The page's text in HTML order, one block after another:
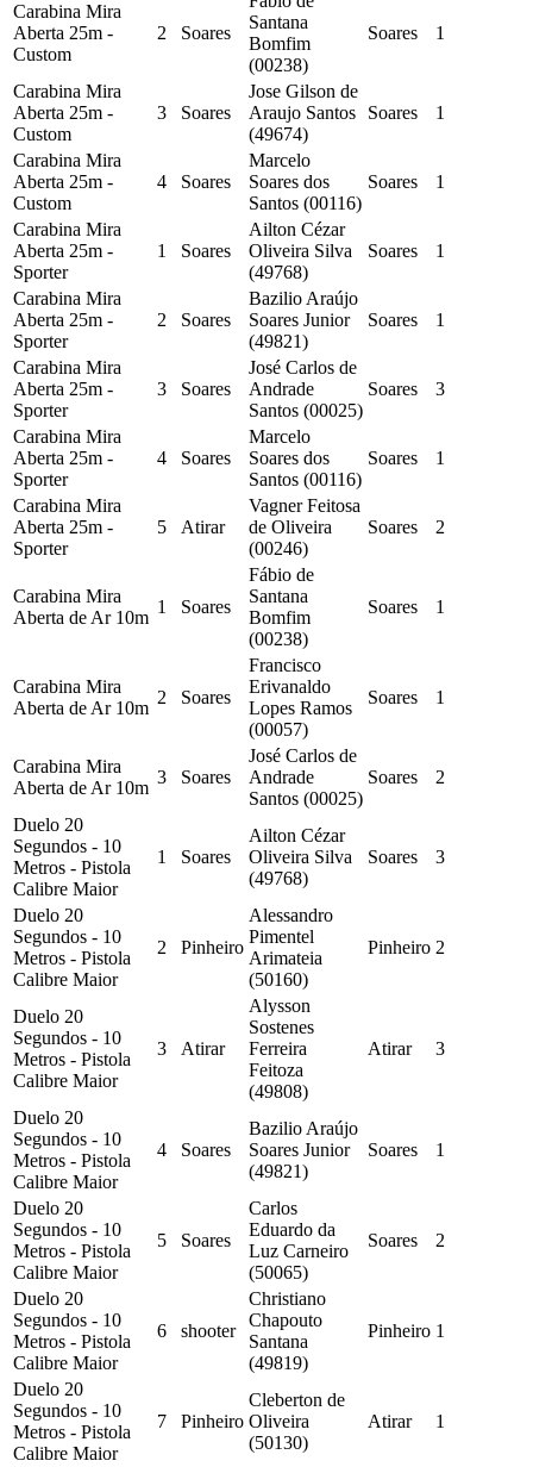
Carabina Mira
Aberta 25m -
Custom
2 Soares
Santana
Bomfim
(00238)
Soares 1
Carabina Mira
Aberta 25m -
Custom
3 Soares
Jose Gilson de
Araujo Santos
(49674)
Soares 1
Carabina Mira
Aberta 25m -
Custom
4 Soares
Marcelo
Soares dos
Santos (00116)
Soares 1
Carabina Mira
Aberta 25m -
Sporter
1 Soares
Ailton Cézar
Oliveira Silva
(49768)
Soares 1
Carabina Mira
Aberta 25m -
Sporter
2 Soares
Bazilio Araújo
Soares Junior
(49821)
Soares 1
Carabina Mira
Aberta 25m -
Sporter
3 Soares
José Carlos de
Andrade
Santos (00025)
Soares 3
Carabina Mira
Aberta 25m -
Sporter
4 Soares
Marcelo
Soares dos
Santos (00116)
Soares 1
Carabina Mira
Aberta 25m -
Sporter
5 Atirar
Vagner Feitosa
de Oliveira
(00246)
Soares 2
Carabina Mira
Aberta de Ar 10m
1 Soares
Fábio de
Santana
Bomfim
(00238)
Soares 1
Carabina Mira
Aberta de Ar 10m
2 Soares
Francisco
Erivanaldo
Lopes Ramos
(00057)
Soares 1
Carabina Mira
Aberta de Ar 10m
3 Soares
José Carlos de
Andrade
Santos (00025)
Soares 2
Duelo 20
Segundos - 10
Metros - Pistola
Calibre Maior
1 Soares
Ailton Cézar
Oliveira Silva
(49768)
Soares 3
Duelo 20
Segundos - 10
Metros - Pistola
Calibre Maior
2 Pinheiro
Alessandro
Pimentel
Arimateia
(50160)
Pinheiro 2
Duelo 20
Segundos - 10
Metros - Pistola
Calibre Maior
3 Atirar
Alysson
Sostenes
Ferreira
Feitoza
(49808)
Atirar 3
Duelo 20
Segundos - 10
Metros - Pistola
Calibre Maior
4 Soares
Bazilio Araújo
Soares Junior
(49821)
Soares 1
Duelo 20
Segundos - 10
Metros - Pistola
Calibre Maior
5 Soares
Carlos
Eduardo da
Luz Carneiro
(50065)
Soares 2
Duelo 20
Segundos - 10
Metros - Pistola
Calibre Maior
6 shooter
Christiano
Chapouto
Santana
(49819)
Pinheiro 1
Duelo 20
Segundos - 10
Metros - Pistola
Calibre Maior
7 Pinheiro
Cleberton de
Oliveira
(50130)
Atirar 1